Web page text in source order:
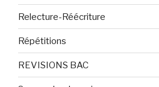
Relecture-Réécriture
Répétitions
REVISIONS BAC